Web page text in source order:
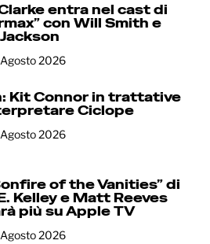
entra nel cast di
con Will Smith e
2026
Kit Connor in trattative
Ciclope
2026
of the Vanities” di
Kelley e Matt Reeves
più su Apple TV
2026